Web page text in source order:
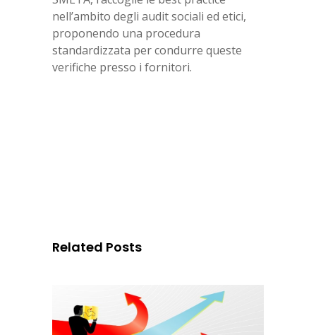
nell’ambito degli audit sociali ed etici,
proponendo una procedura
standardizzata per condurre queste
verifiche presso i fornitori.
Related Posts